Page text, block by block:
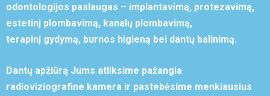
odontologijos paslaugas – implantavimą, protezavimą,
estetinį plombavimą, kanalų plombavimą,
terapinį gydymą, burnos higieną bei dantų balinimą.
Dantų apžiūrą Jums atliksime pažangia
radioviziografine kamera ir pastebėsime menkiausius